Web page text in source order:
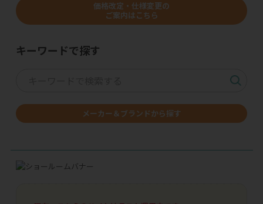
価格改定・仕様変更の
ご案内はこちら
キーワードで探す
メーカー＆ブランドから探す